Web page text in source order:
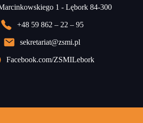
1 - Lębork 84-300
+48 59 862 – 22 – 95
sekretariat@zsmi.pl
Facebook.com/ZSMILebork